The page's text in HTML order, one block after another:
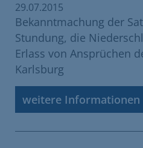
29.07.2015
Bekanntmachung der
Stundung, die
Erlass von Ansprüchen
Karlsburg
weitere Informationen